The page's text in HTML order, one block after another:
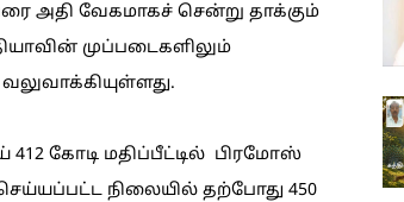
அதி வேகமாகச் சென்று தாக்கும்
முப்படைகளிலும்
கோடி மதிப்பீட்டில் பிரமோஸ்
நிலையில் தற்போது 450